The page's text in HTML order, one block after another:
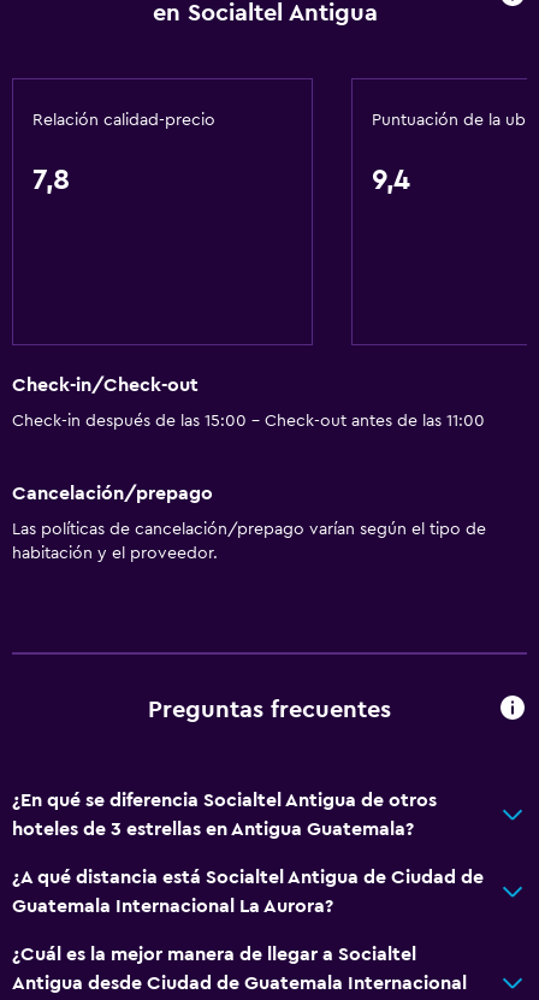
en Socialtel Antigua
Relación calidad-precio
7,8
Puntuación de la
9,4
Check-in/Check-out
Check-in después de las 15:00 - Check-out antes de las 11:00
Cancelación/prepago
Las políticas de cancelación/prepago varían según el tipo de
habitación y el proveedor.
Preguntas frecuentes
¿En qué se diferencia Socialtel Antigua de otros
hoteles de 3 estrellas en Antigua Guatemala?
¿A qué distancia está Socialtel Antigua de Ciudad de
Guatemala Internacional La Aurora?
¿Cuál es la mejor manera de llegar a Socialtel
Antigua desde Ciudad de Guatemala Internacional